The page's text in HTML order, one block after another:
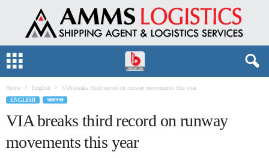
Home English VIA breaks third record on runway movements this year
ENGLISH আকাশপথ
VIA breaks third record on runway
movements this year